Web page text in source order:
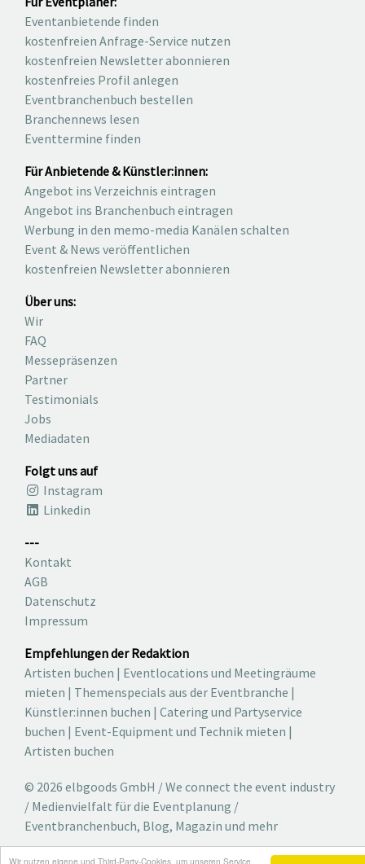
Wir nutzen eigene und Third-Party-Cookies, um unseren Service
Eventanbietende finden
kostenfreien Anfrage-Service nutzen
kostenfreien Newsletter abonnieren
kostenfreies Profil anlegen
Eventbranchenbuch bestellen
Branchennews lesen
Eventtermine finden
Für Anbietende & Künstler:innen:
Angebot ins Verzeichnis eintragen
Angebot ins Branchenbuch eintragen
Werbung in den memo-media Kanälen schalten
Event & News veröffentlichen
kostenfreien Newsletter abonnieren
Über uns:
Wir
FAQ
Messepräsenzen
Partner
Testimonials
Jobs
Mediadaten
Folgt uns auf
Instagram
Linkedin
---
Kontakt
AGB
Datenschutz
Impressum
Empfehlungen der Redaktion
Artisten buchen | Eventlocations und Meetingräume
mieten | Themenspecials aus der Eventbranche |
Künstler:innen buchen | Catering und Partyservice
buchen | Event-Equipment und Technik mieten |
Artisten buchen
© 2026 elbgoods GmbH / We connect the event industry
/ Medienvielfalt für die Eventplanung /
Eventbranchenbuch, Blog, Magazin und mehr